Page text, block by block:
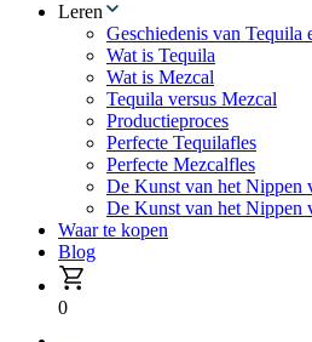
Leren
Geschiedenis van Tequila
Wat is Tequila
Wat is Mezcal
Tequila versus Mezcal
Productieproces
Perfecte Tequilafles
Perfecte Mezcalfles
De Kunst van het Nippen
De Kunst van het Nippen
Waar te kopen
Blog
0